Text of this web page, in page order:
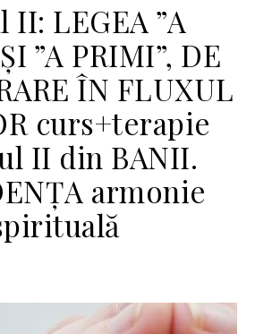
II: LEGEA ”A
”A PRIMI”, DE
ÎN FLUXUL
curs+terapie
II din BANII.
armonie